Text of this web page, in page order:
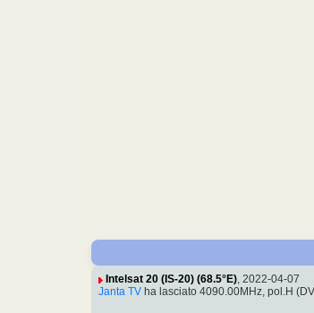
Intelsat 20 (IS-20) (68.5°E), 2022-04-07
Janta TV ha lasciato 4090.00MHz, pol.H